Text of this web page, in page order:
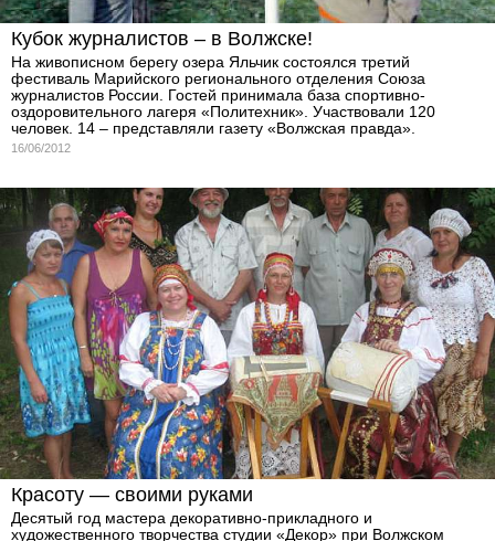
Кубок журналистов – в Волжске!
На живописном берегу озера Яльчик состоялся третий
фестиваль Марийского регионального отделения Союза
журналистов России. Гостей принимала база спортивно-
оздоровительного лагеря «Политехник». Участвовали 120
человек. 14 – представляли газету «Волжская правда».
16/06/2012
Красоту — своими руками
Десятый год мастера декоративно-прикладного и
художественного творчества студии «Декор» при Волжском